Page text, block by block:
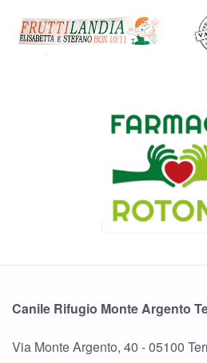
Canile Rifugio Monte Argento
Via Monte Argento, 40 - 05100